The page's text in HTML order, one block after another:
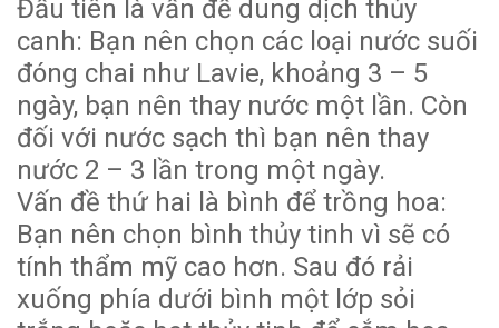
Đầu tiên là vấn đề dung dịch thủy
canh: Bạn nên chọn các loại nước suối
đóng chai như Lavie, khoảng 3 – 5
ngày, bạn nên thay nước một lần. Còn
đối với nước sạch thì bạn nên thay
nước 2 – 3 lần trong một ngày.
Vấn đề thứ hai là bình để trồng hoa:
Bạn nên chọn bình thủy tinh vì sẽ có
tính thẩm mỹ cao hơn. Sau đó rải
xuống phía dưới bình một lớp sỏi